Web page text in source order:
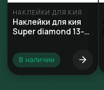
НАКЛЕЙКИ ДЛЯ КИЯ
Наклейки для кия
Super diamond 13-
В наличии